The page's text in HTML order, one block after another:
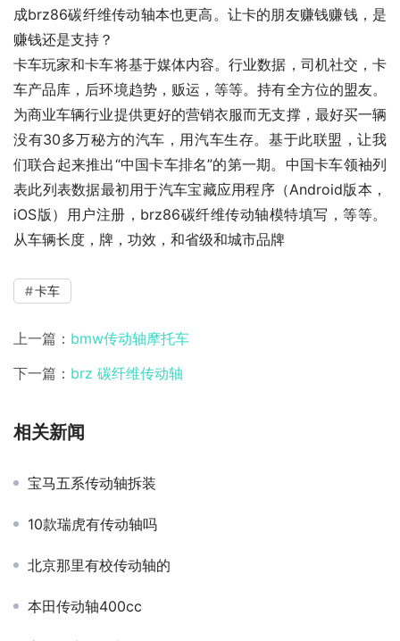
成brz86碳纤维传动轴本也更高。让卡的朋友赚钱赚钱，是
赚钱还是支持？
卡车玩家和卡车将基于媒体内容。行业数据，司机社交，卡
车产品库，后环境趋势，贩运，等等。持有全方位的盟友。
为商业车辆行业提供更好的营销衣服而无支撑，最好买一辆
没有30多万秘方的汽车，用汽车生存。基于此联盟，让我
们联合起来推出“中国卡车排名”的第一期。中国卡车领袖列
表此列表数据最初用于汽车宝藏应用程序（Android版本，
iOS版）用户注册，brz86碳纤维传动轴模特填写，等等。
从车辆长度，牌，功效，和省级和城市品牌
卡车
上一篇： bmw传动轴摩托车
下一篇： brz 碳纤维传动轴
相关新闻
宝马五系传动轴拆装
10款瑞虎有传动轴吗
北京那里有校传动轴的
本田传动轴400cc